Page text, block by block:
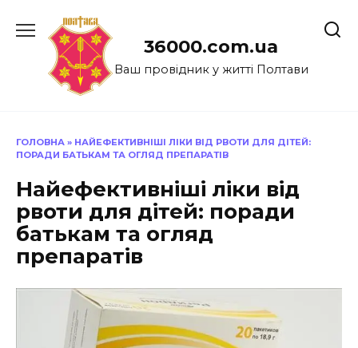
до
36000.com.ua
Ваш провідник у житті Полтави
ГОЛОВНА » НАЙЕФЕКТИВНІШІ ЛІКИ ВІД РВОТИ ДЛЯ ДІТЕЙ:
ПОРАДИ БАТЬКАМ ТА ОГЛЯД ПРЕПАРАТІВ
Найефективніші ліки від
рвоти для дітей: поради
батькам та огляд
препаратів